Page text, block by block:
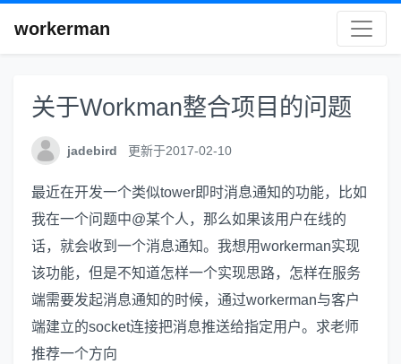
workerman
关于Workman整合项目的问题
jadebird 更新于2017-02-10
最近在开发一个类似tower即时消息通知的功能，比如
我在一个问题中@某个人，那么如果该用户在线的
话，就会收到一个消息通知。我想用workerman实现
该功能，但是不知道怎样一个实现思路，怎样在服务
端需要发起消息通知的时候，通过workerman与客户
端建立的socket连接把消息推送给指定用户。求老师
推荐一个方向